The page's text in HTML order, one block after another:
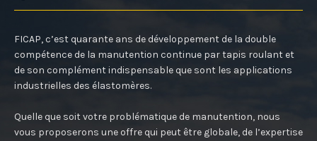
FICAP, c’est quarante ans de développement de la double
compétence de la manutention continue par tapis roulant et
de son complément indispensable que sont les applications
industrielles des élastomères.
Quelle que soit votre problématique de manutention, nous
vous proposerons une offre qui peut être globale, de l’expertise